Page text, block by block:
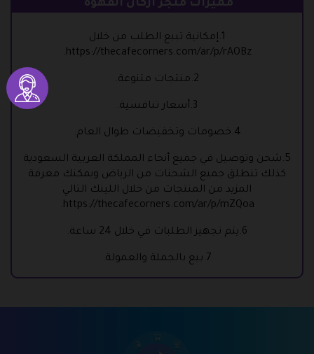
مميزات متجر أركان القهوة
1.إمكانية تببع الطلب من خلال
https://thecafecorners.com/ar/p/rAOBz
.
2.منتجات متنوعة.
3.أسعار تنافسية.
4.خصومات وتخفيضات طوال العام.
5.شحن وتوصيل في جميع أنحاء المملكة العربية السعودية
كذلك تنطلق جميع الشحنات من الرياض ويمكنك معرفة
المزيد من المنتجات من خلال اللينك التالي
https://thecafecorners.com/ar/p/mZQoa
.
6.يتم تجهيز الطلبات في خلال 24 ساعة.
7.بيع بالجملة والعمولة.